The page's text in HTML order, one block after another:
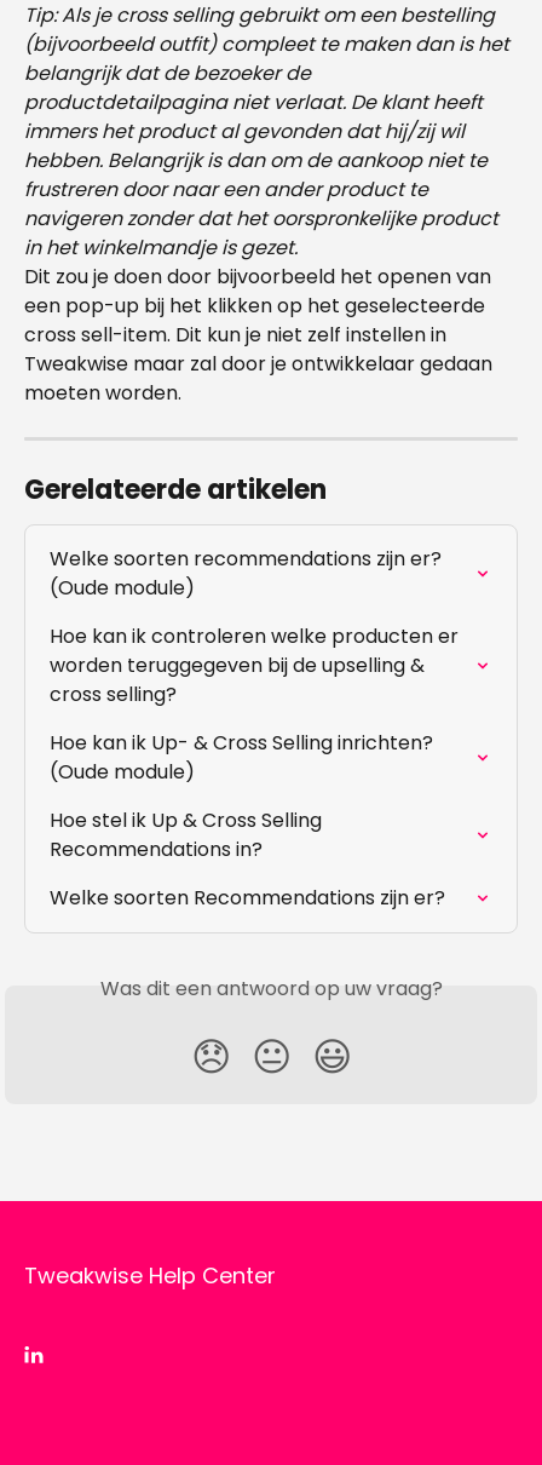
Tip: Als je cross selling gebruikt om een bestelling
(bijvoorbeeld outfit) compleet te maken dan is het
belangrijk dat de bezoeker de
productdetailpagina niet verlaat. De klant heeft
immers het product al gevonden dat hij/zij wil
hebben. Belangrijk is dan om de aankoop niet te
frustreren door naar een ander product te
navigeren zonder dat het oorspronkelijke product
in het winkelmandje is gezet.
Dit zou je doen door bijvoorbeeld het openen van
een pop-up bij het klikken op het geselecteerde
cross sell-item. Dit kun je niet zelf instellen in
Tweakwise maar zal door je ontwikkelaar gedaan
moeten worden.
Gerelateerde artikelen
Welke soorten recommendations zijn er?
(Oude module)
Hoe kan ik controleren welke producten er
worden teruggegeven bij de upselling &
cross selling?
Hoe kan ik Up- & Cross Selling inrichten?
(Oude module)
Hoe stel ik Up & Cross Selling
Recommendations in?
Welke soorten Recommendations zijn er?
Was dit een antwoord op uw vraag?
😞 😐 😃
Tweakwise Help Center